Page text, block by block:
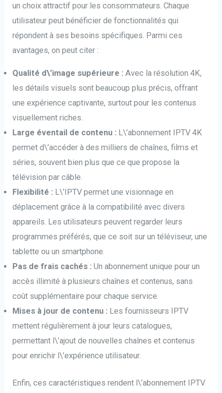
un choix attractif pour les consommateurs. Chaque
utilisateur peut bénéficier de fonctionnalités qui
répondent à ses besoins spécifiques. Parmi ces
avantages, on peut citer :
Qualité d\’image supérieure : Avec la résolution 4K,
les détails visuels sont beaucoup plus précis, offrant
une expérience captivante, surtout pour les contenus
visuellement riches.
Large éventail de contenu : L\’abonnement IPTV 4K
permet d\’accéder à des milliers de chaînes, films et
séries, souvent bien plus que ce que propose la
télévision par câble.
Flexibilité : L\’IPTV permet une visionnage en
déplacement grâce à la compatibilité avec divers
appareils. Les utilisateurs peuvent regarder leurs
programmes préférés, que ce soit sur un téléviseur, une
tablette ou un smartphone.
Pas de frais cachés : Un abonnement unique pour un
accès illimité à plusieurs chaînes et contenus, sans
coût supplémentaire pour chaque service.
Mises à jour de contenu : Les fournisseurs IPTV
mettent régulièrement à jour leurs catalogues,
permettant l\’ajout de nouvelles chaînes et contenus
pour enrichir l\’expérience utilisateur.
Enfin, ces caractéristiques rendent l\’abonnement IPTV